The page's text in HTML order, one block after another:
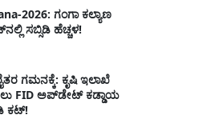
ಆದ್ದರಿಂದ
2026: ಗಂಗಾ ಕಲ್ಯಾಣ
ಸಬ್ಸಿಡಿ ಹೆಚ್ಚಳ!
ಗಮನಕ್ಕೆ: ಕೃಷಿ ಇಲಾಖೆ
FID ಅಪ್‌ಡೇಟ್ ಕಡ್ಡಾಯ
ಕಟ್!